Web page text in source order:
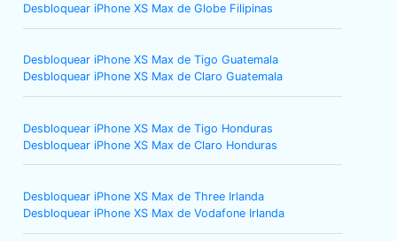
Desbloquear iPhone XS Max de Globe Filipinas
Desbloquear iPhone XS Max de Tigo Guatemala
Desbloquear iPhone XS Max de Claro Guatemala
Desbloquear iPhone XS Max de Tigo Honduras
Desbloquear iPhone XS Max de Claro Honduras
Desbloquear iPhone XS Max de Three Irlanda
Desbloquear iPhone XS Max de Vodafone Irlanda